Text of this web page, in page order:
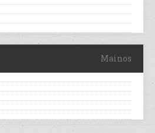
Mainos